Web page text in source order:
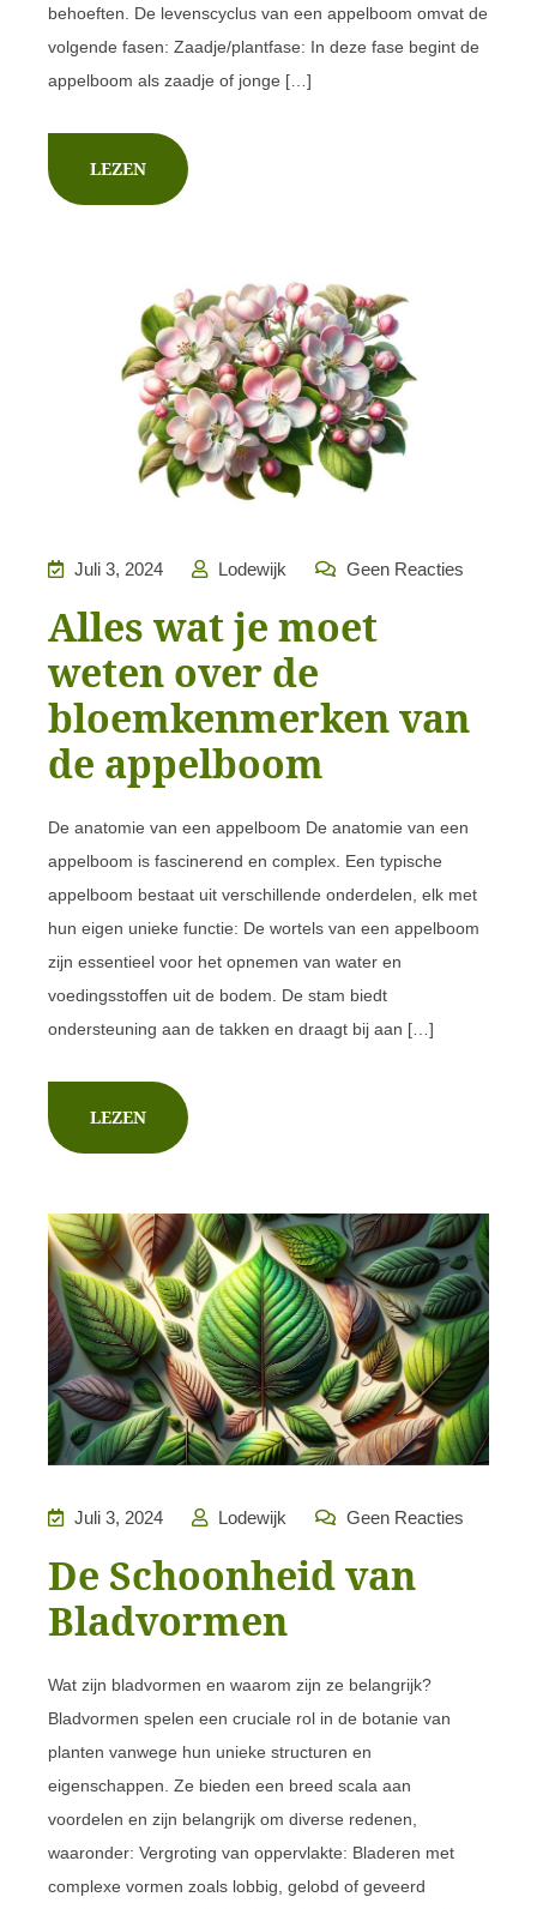
behoeften. De levenscyclus van een appelboom omvat de
volgende fasen: Zaadje/plantfase: In deze fase begint de
appelboom als zaadje of jonge […]
LEZEN
Juli 3, 2024 Lodewijk Geen Reacties
Alles wat je moet
weten over de
bloemkenmerken van
de appelboom
De anatomie van een appelboom De anatomie van een
appelboom is fascinerend en complex. Een typische
appelboom bestaat uit verschillende onderdelen, elk met
hun eigen unieke functie: De wortels van een appelboom
zijn essentieel voor het opnemen van water en
voedingsstoffen uit de bodem. De stam biedt
ondersteuning aan de takken en draagt bij aan […]
LEZEN
Juli 3, 2024 Lodewijk Geen Reacties
De Schoonheid van
Bladvormen
Wat zijn bladvormen en waarom zijn ze belangrijk?
Bladvormen spelen een cruciale rol in de botanie van
planten vanwege hun unieke structuren en
eigenschappen. Ze bieden een breed scala aan
voordelen en zijn belangrijk om diverse redenen,
waaronder: Vergroting van oppervlakte: Bladeren met
complexe vormen zoals lobbig, gelobd of geveerd